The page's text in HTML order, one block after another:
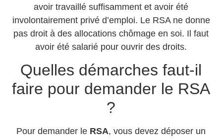
avoir travaillé suffisamment et avoir été
involontairement privé d’emploi. Le RSA ne donne
pas droit à des allocations chômage en soi. Il faut
avoir été salarié pour ouvrir des droits.
Quelles démarches faut-il
faire pour demander le RSA
?
Pour demander le RSA, vous devez déposer un